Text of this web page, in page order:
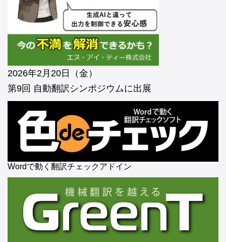
2026年2月20日（金）
第9回 自動翻訳シンポジウムに出展
Wordで動く翻訳チェックアドイン